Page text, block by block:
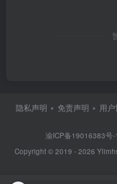
隐私声明 免责声明 用
渝ICP备19016383号-1
Copyright © 2019 - 2026